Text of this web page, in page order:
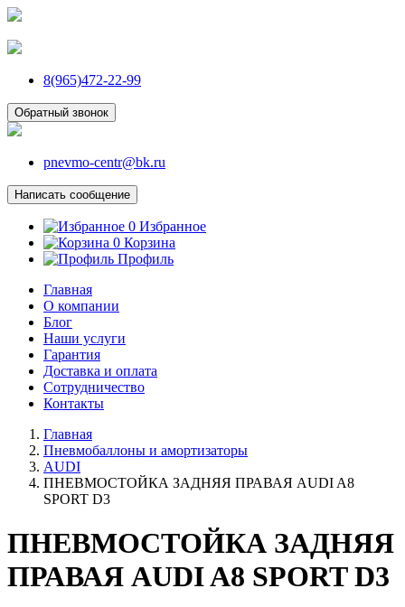
8(965)472-22-99
Обратный звонок
pnevmo-centr@bk.ru
Написать сообщение
0 Избранное
0 Корзина
Профиль
Главная
О компании
Блог
Наши услуги
Гарантия
Доставка и оплата
Сотрудничество
Контакты
Главная
Пневмобаллоны и амортизаторы
AUDI
ПНЕВМОСТОЙКА ЗАДНЯЯ ПРАВАЯ AUDI A8
SPORT D3
ПНЕВМОСТОЙКА ЗАДНЯЯ
ПРАВАЯ AUDI A8 SPORT D3